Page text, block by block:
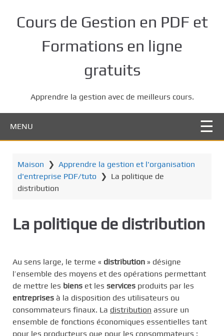
o
Cours de Gestion en PDF et
Formations en ligne
gratuits
Apprendre la gestion avec de meilleurs cours.
MENU
Maison ❯ Apprendre la gestion et l'organisation
d'entreprise PDF/tuto ❯ La politique de
distribution
La politique de distribution
Au sens large, le terme « distribution » désigne
l’ensemble des moyens et des opérations permettant
de mettre les biens et les services produits par les
entreprises à la disposition des utilisateurs ou
consommateurs finaux. La distribution assure un
ensemble de fonctions économiques essentielles tant
pour les producteurs que pour les consommateurs :